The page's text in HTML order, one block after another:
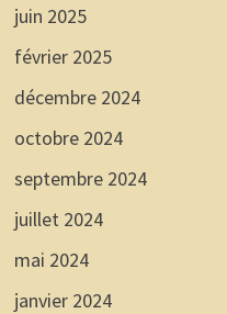
juin 2025
février 2025
décembre 2024
octobre 2024
septembre 2024
juillet 2024
mai 2024
janvier 2024